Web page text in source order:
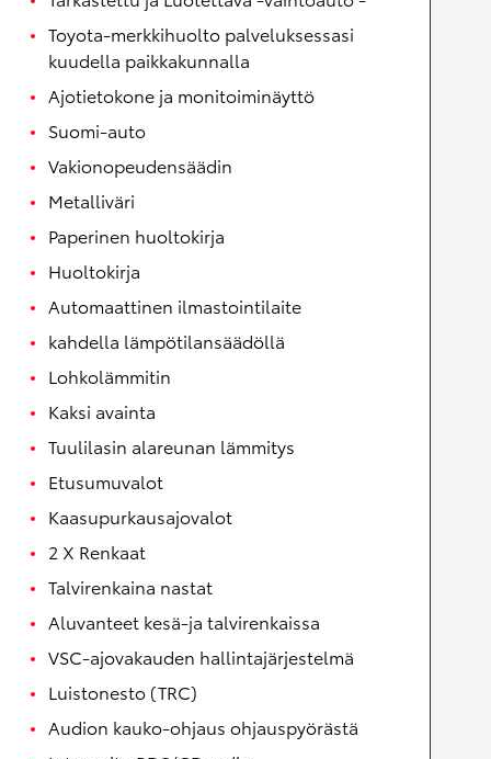
Toyota-merkkihuolto palveluksessasi
kuudella paikkakunnalla
Ajotietokone ja monitoiminäyttö
Suomi-auto
Vakionopeudensäädin
Metalliväri
Paperinen huoltokirja
Huoltokirja
Automaattinen ilmastointilaite
kahdella lämpötilansäädöllä
Lohkolämmitin
Kaksi avainta
Tuulilasin alareunan lämmitys
Etusumuvalot
Kaasupurkausajovalot
2 X Renkaat
Talvirenkaina nastat
Aluvanteet kesä-ja talvirenkaissa
VSC-ajovakauden hallintajärjestelmä
Luistonesto (TRC)
Audion kauko-ohjaus ohjauspyörästä